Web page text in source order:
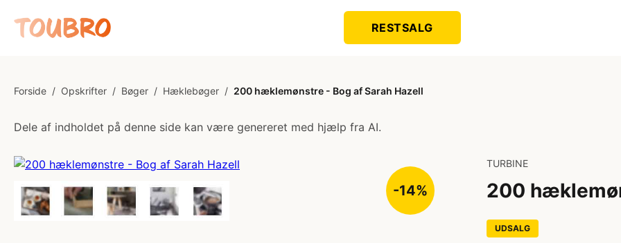
RESTSALG
Forside / Opskrifter / Bøger / Hæklebøger / 200 hæklemønstre - Bog af Sarah Hazell
Dele af indholdet på denne side kan være genereret med hjælp fra AI.
-14%
TURBINE
200
UDSALG